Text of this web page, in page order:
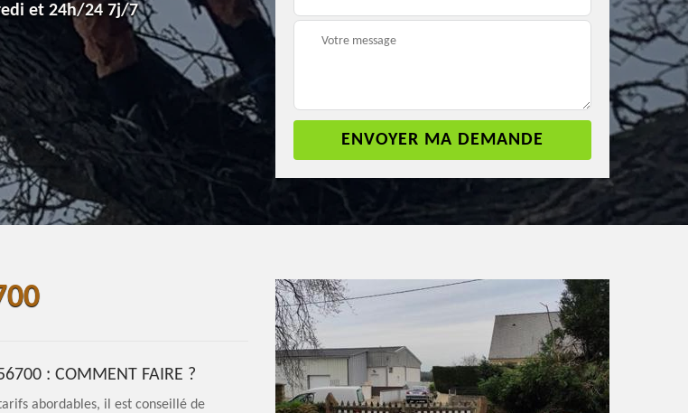
et 24h/24 7j/7
: COMMENT FAIRE ?
abordables, il est conseillé de